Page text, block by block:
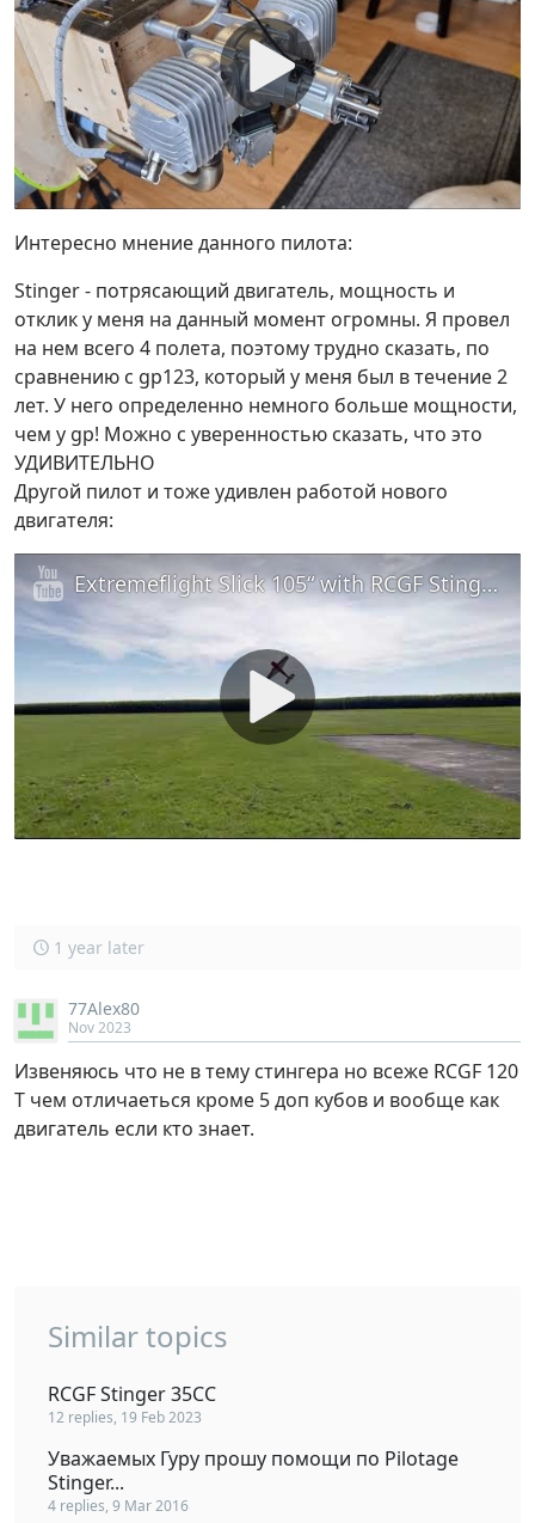
Интересно мнение данного пилота:
Stinger - потрясающий двигатель, мощность и
отклик у меня на данный момент огромны. Я провел
на нем всего 4 полета, поэтому трудно сказать, по
сравнению с gp123, который у меня был в течение 2
лет. У него определенно немного больше мощности,
чем у gp! Можно с уверенностью сказать, что это
УДИВИТЕЛЬНО
Другой пилот и тоже удивлен работой нового
двигателя:
Extremeflight Slick 105“ with RCGF Stinger 125cc
1 year later
77Аlex80
Nov 2023
Извеняюсь что не в тему стингера но всеже RCGF 120
T чем отличаеться кроме 5 доп кубов и вообще как
двигатель если кто знает.
Similar topics
RCGF Stinger 35CC
12 replies, 19 Feb 2023
Уважаемых Гуру прошу помощи по Pilotage
Stinger...
4 replies, 9 Mar 2016